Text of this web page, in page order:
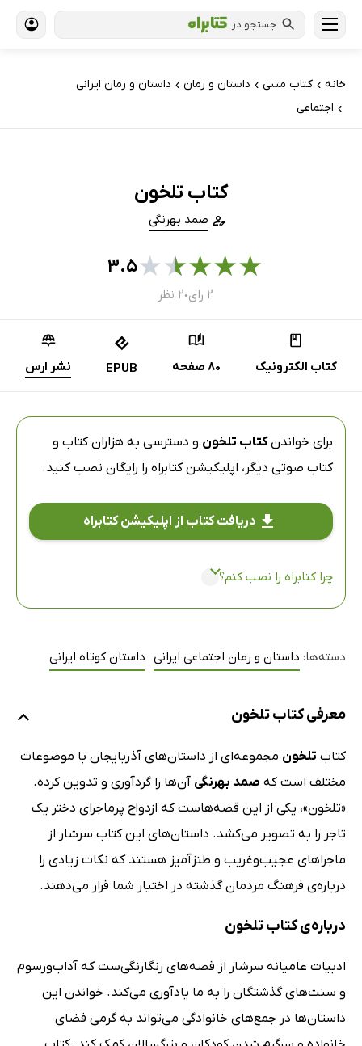
جستجو در
خانه › کتاب‌ متنی › داستان و رمان › داستان و رمان ایرانی
› اجتماعی
کتاب تلخون
صمد بهرنگی
★
★
★
★
★۳.۵
۲ رای ● ۲ نظر
کتاب الکترونیک 80 صفحه EPUB نشر ارس
برای خواندنکتاب تلخون و دسترسی به هزاران کتاب و
کتاب صوتی دیگر، اپلیکیشن کتابراه را رایگان نصب کنید.
دریافت کتاب از اپلیکیشن کتابراه
چرا کتابراه را نصب کنم؟
دسته‌ها: داستان و رمان اجتماعی ایرانی داستان کوتاه ایرانی
معرفی کتاب تلخون
کتاب تلخون مجموعه‌ای از داستان‌های آذربایجان با موضوعات
مختلف است که صمد بهرنگی آن‌ها را گردآوری و تدوین کرده.
«تلخون»، یکی از این قصه‌هاست که ازدواج پرماجرای دختر یک
تاجر را به تصویر می‌کشد. داستان‌های این کتاب سرشار از
ماجراهای عجیب‌و‌غریب و طنزآمیز هستند که نکات زیادی را
درباره‌ی فرهنگ مردمان گذشته در اختیار شما قرار می‌دهند.
درباره‌ی کتاب تلخون
ادبیات عامیانه سرشار از قصه‌های رنگارنگی‌ست که آداب‌ورسوم
و سنت‌های گذشتگان را به ما یادآوری می‌کند. خواندن این
داستان‌ها در جمع‌های خانوادگی می‌تواند به گرمی فضای